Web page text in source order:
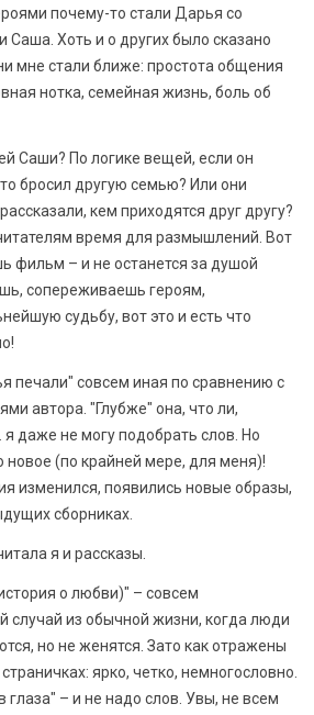
почему-то стали Дарья со
Саша. Хоть и о других было сказано
мне стали ближе: простота общения
нотка, семейная жизнь, боль об
Саши? По логике вещей, если он
бросил другую семью? Или они
кем приходятся друг другу?
время для размышлений. Вот
фильм – и не останется за душой
сопереживаешь героям,
судьбу, вот это и есть что
печали" совсем иная по сравнению с
автора. "Глубже" она, что ли,
я даже не могу подобрать слов. Но
новое (по крайней мере, для меня)!
изменился, появились новые образы,
сборниках.
я и рассказы.
о любви)" – совсем
случай из обычной жизни, когда люди
но не женятся. Зато как отражены
ярко, четко, немногословно.
глаза" – и не надо слов. Увы, не всем